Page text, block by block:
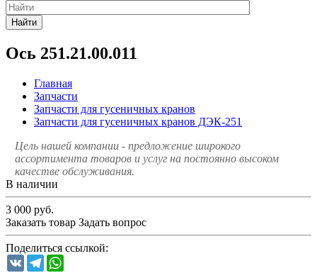
Найти
Ось 251.21.00.011
Главная
Запчасти
Запчасти для гусеничных кранов
Запчасти для гусеничных кранов ДЭК-251
Цель нашей компании - предложение широкого
ассортимента товаров и услуг на постоянно высоком
качестве обслуживания.
В наличии
3 000 руб.
Заказать товар Задать вопрос
Поделиться ссылкой:
VK Telegram